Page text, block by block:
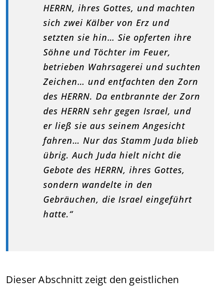
HERRN, ihres Gottes, und machten
sich zwei Kälber von Erz und
setzten sie hin… Sie opferten ihre
Söhne und Töchter im Feuer,
betrieben Wahrsagerei und suchten
Zeichen… und entfachten den Zorn
des HERRN. Da entbrannte der Zorn
des HERRN sehr gegen Israel, und
er ließ sie aus seinem Angesicht
fahren… Nur das Stamm Juda blieb
übrig. Auch Juda hielt nicht die
Gebote des HERRN, ihres Gottes,
sondern wandelte in den
Gebräuchen, die Israel eingeführt
hatte.“
Dieser Abschnitt zeigt den geistlichen